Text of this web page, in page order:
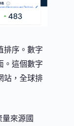
排序。數字
。這個數字
站，全球排
量來源國